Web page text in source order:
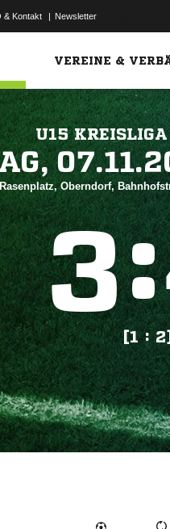
& Kontakt | Newsletter
VEREINE &
U15 KREISLIGA
Rasenplatz, Oberndorf,
:
[1 : 2]